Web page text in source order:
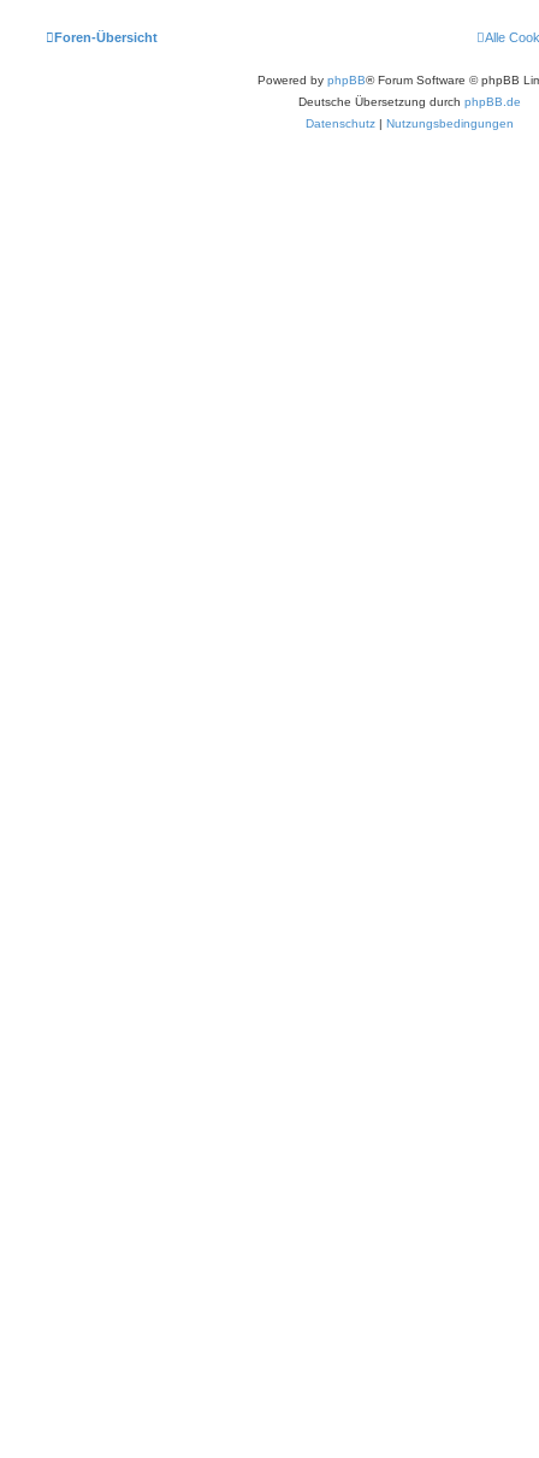
Foren-Übersicht Alle
Powered by phpBB® Forum Software © phpBB
Deutsche Übersetzung durch phpBB.de
Datenschutz | Nutzungsbedingungen